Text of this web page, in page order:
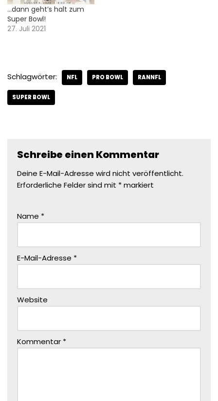
…dann geht’s halt zum
Super Bowl!
27. Juli 2021
Schlagwörter: NFL PRO BOWL RANNFL
SUPER BOWL
Schreibe einen Kommentar
Deine E-Mail-Adresse wird nicht veröffentlicht.
Erforderliche Felder sind mit *markiert
Name *
E-Mail-Adresse *
Website
Kommentar *